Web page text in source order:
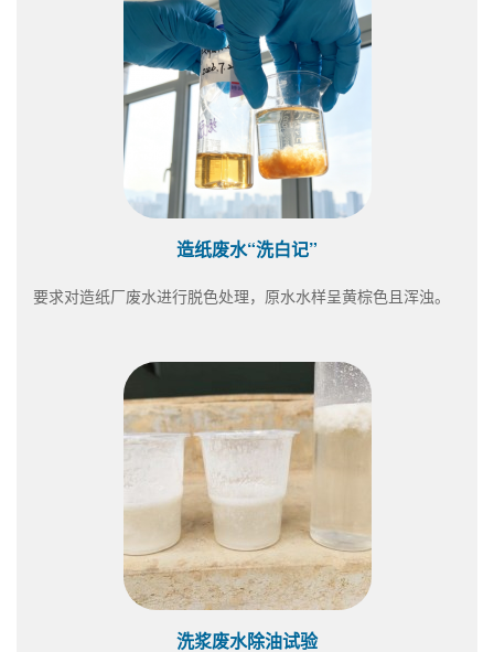
造纸废水“洗白记”
要求对造纸厂废水进行脱色处理，原水水样呈黄棕色且浑浊。
洗浆废水除油试验